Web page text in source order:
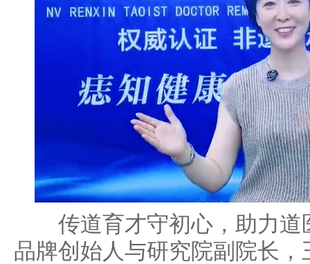
传道育才守初心，助力道
品牌创始人与研究院副院长